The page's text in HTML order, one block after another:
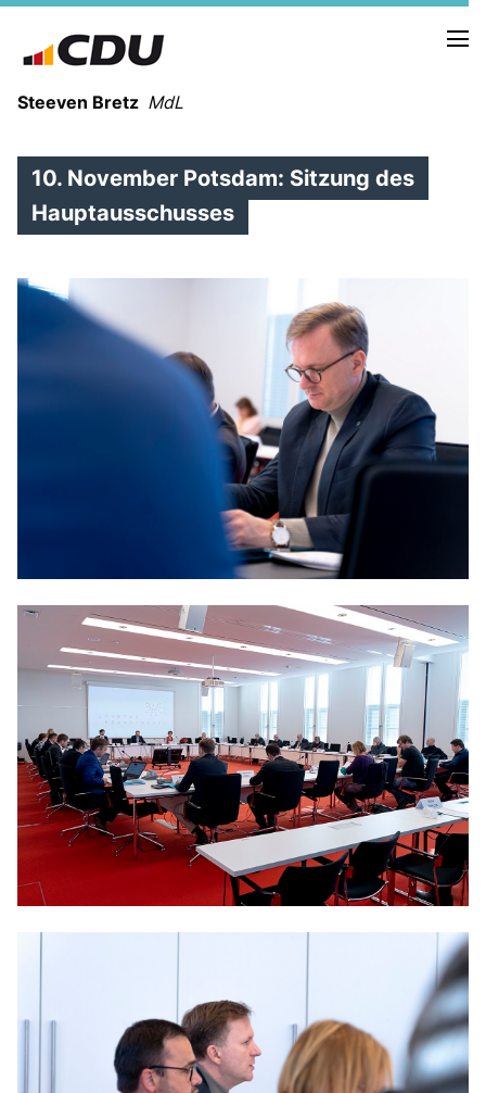
Steeven Bretz MdL
PRESSEFOTOS
MEIN BÜRGERBÜRO
MEIN WAHLKREIS
ZIELE
Redebeiträge
Anträge CDU
Kleine Anfragen
CDU Deutschland
CDU Fraktion im Brandenburger Landtag
CDU Brandenburg
CDU Potsdam
10. November Potsdam: Sitzung des
Hauptausschusses